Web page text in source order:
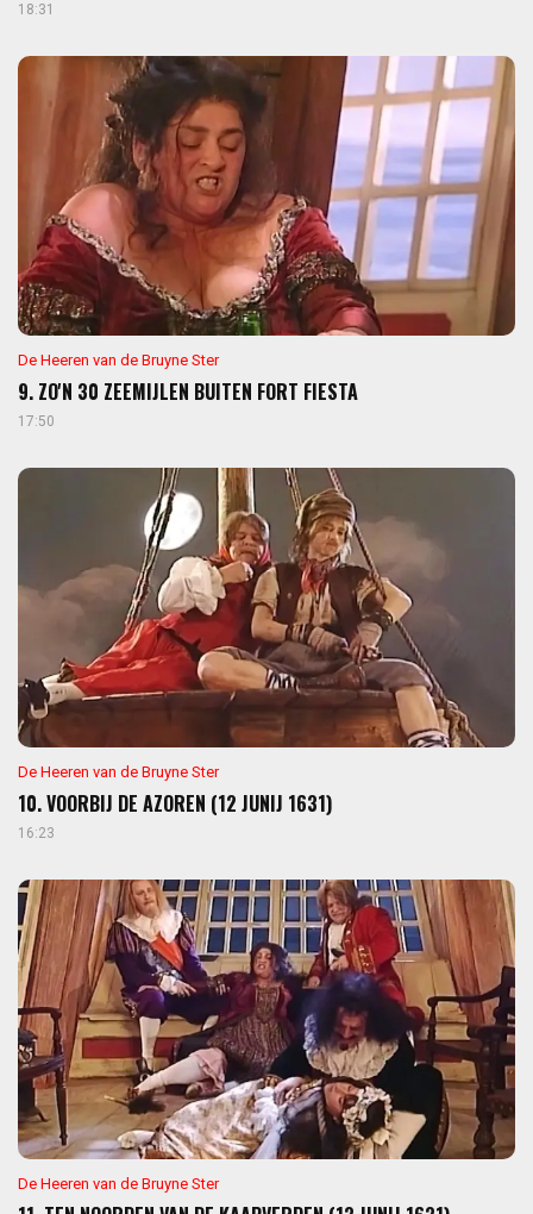
18:31
De Heeren van de Bruyne Ster
9. ZO'N 30 ZEEMIJLEN BUITEN FORT FIESTA
17:50
De Heeren van de Bruyne Ster
10. VOORBIJ DE AZOREN (12 JUNIJ 1631)
16:23
De Heeren van de Bruyne Ster